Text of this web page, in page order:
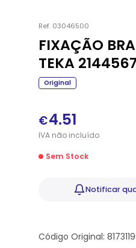
Ref. 03046500
FIXAÇÃO
TEKA 2144567
Original
€4.51
IVAnãoincluído
Sem Stock
Notificar
Código Original: